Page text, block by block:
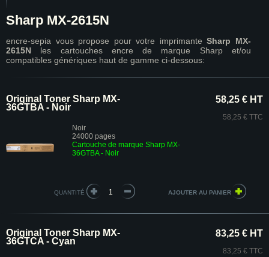
Sharp MX-2615N
encre-sepia vous propose pour votre imprimanteSharp MX-
2615N les cartouches encre de marque Sharp et/ou
compatibles génériques haut de gamme ci-dessous:
Original Toner Sharp MX-
36GTBA - Noir
Noir
24000 pages
Cartouche de marque Sharp MX-
36GTBA - Noir
58,25 € HT
58,25 € TTC
QUANTITÉ
Original Toner Sharp MX-
36GTCA - Cyan
83,25 € HT
83,25 € TTC